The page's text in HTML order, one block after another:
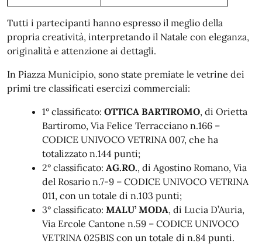
Tutti i partecipanti hanno espresso il meglio della
propria creatività, interpretando il Natale con eleganza,
originalità e attenzione ai dettagli.
In Piazza Municipio, sono state premiate le vetrine dei
primi tre classificati esercizi commerciali:
1° classificato: OTTICA BARTIROMO, di Orietta
Bartiromo, Via Felice Terracciano n.166 –
CODICE UNIVOCO VETRINA 007, che ha
totalizzato n.144 punti;
2° classificato: AG.RO., di Agostino Romano, Via
del Rosario n.7-9 – CODICE UNIVOCO VETRINA
011, con un totale di n.103 punti;
3° classificato: MALU’ MODA, di Lucia D’Auria,
Via Ercole Cantone n.59 – CODICE UNIVOCO
VETRINA 025BIS con un totale di n.84 punti.